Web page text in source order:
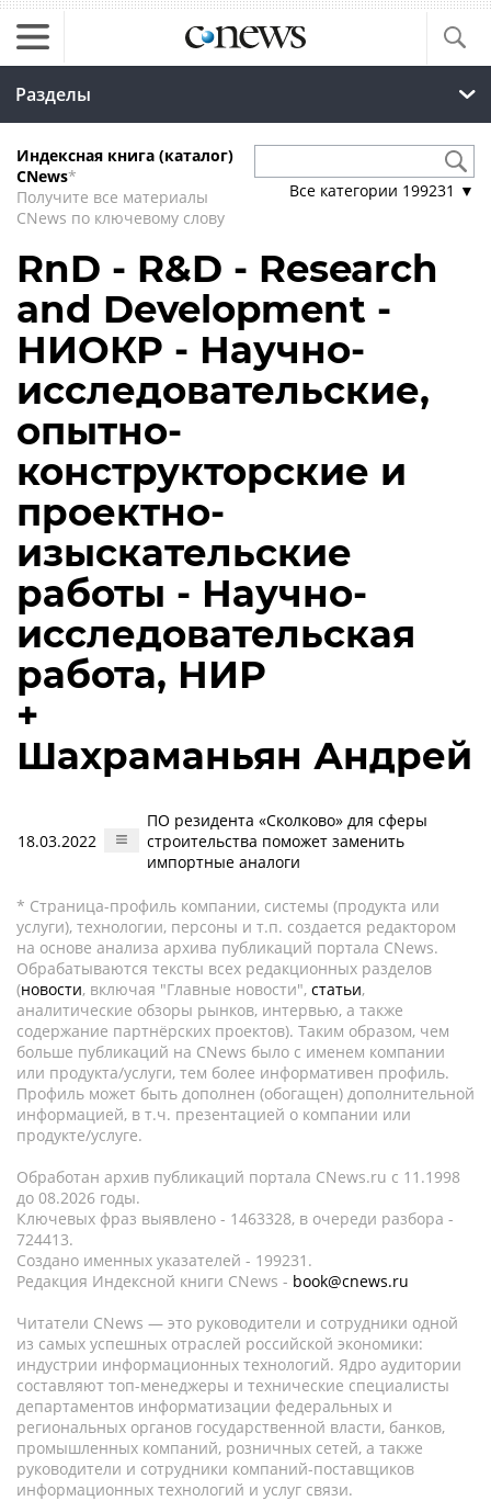
Разделы
Индексная книга (каталог)
CNews*
Получите все материалы
CNews по ключевому слову
Все категории 199231 ▼
RnD - R&D - Research
and Development -
НИОКР - Научно-
исследовательские,
опытно-
конструкторские и
проектно-
изыскательские
работы - Научно-
исследовательская
работа, НИР
+
Шахраманьян Андрей
18.03.2022
ПО резидента «Сколково» для сферы
строительства поможет заменить
импортные аналоги
* Страница-профиль компании, системы (продукта или
услуги), технологии, персоны и т.п. создается редактором
на основе анализа архива публикаций портала CNews.
Обрабатываются тексты всех редакционных разделов
(новости, включая "Главные новости", статьи,
аналитические обзоры рынков, интервью, а также
содержание партнёрских проектов). Таким образом, чем
больше публикаций на CNews было с именем компании
или продукта/услуги, тем более информативен профиль.
Профиль может быть дополнен (обогащен) дополнительной
информацией, в т.ч. презентацией о компании или
продукте/услуге.
Обработан архив публикаций портала CNews.ru c 11.1998
до 08.2026 годы.
Ключевых фраз выявлено - 1463328, в очереди разбора -
724413.
Создано именных указателей - 199231.
Редакция Индексной книги CNews - book@cnews.ru
Читатели CNews — это руководители и сотрудники одной
из самых успешных отраслей российской экономики:
индустрии информационных технологий. Ядро аудитории
составляют топ-менеджеры и технические специалисты
департаментов информатизации федеральных и
региональных органов государственной власти, банков,
промышленных компаний, розничных сетей, а также
руководители и сотрудники компаний-поставщиков
информационных технологий и услуг связи.